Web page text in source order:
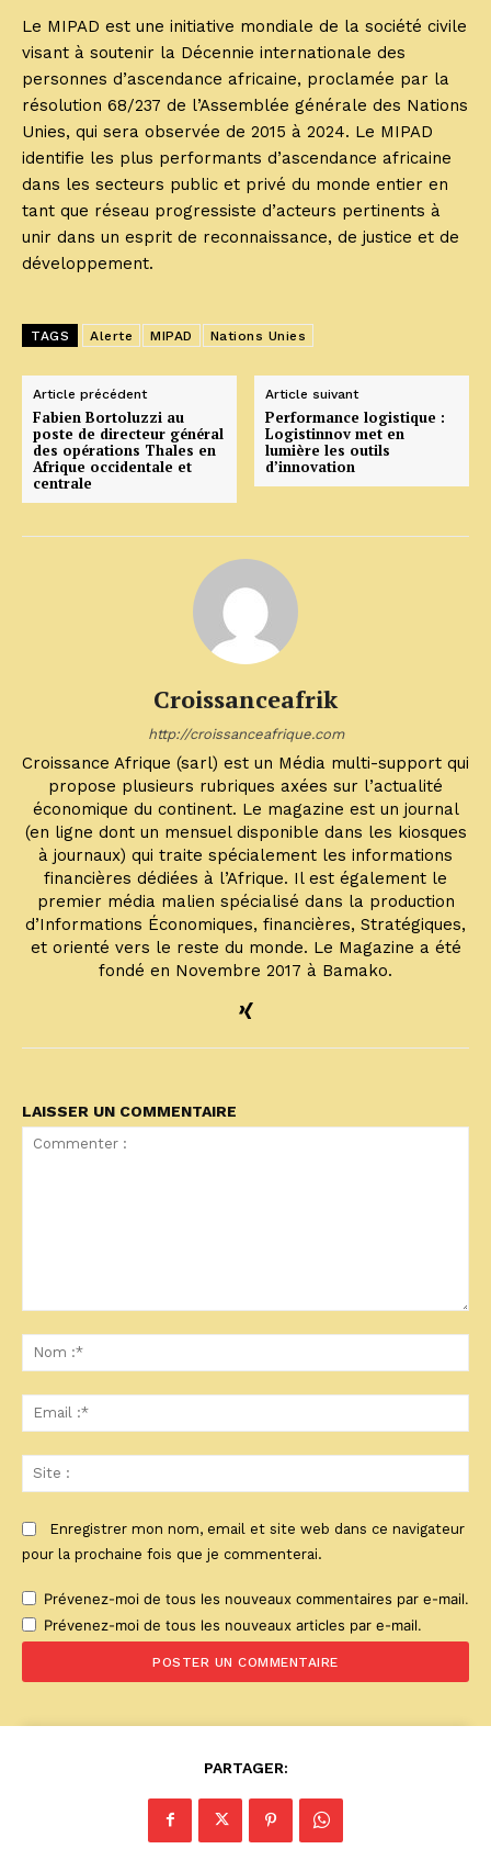
Le MIPAD est une initiative mondiale de la société civile
visant à soutenir la Décennie internationale des
personnes d’ascendance africaine, proclamée par la
résolution 68/237 de l’Assemblée générale des Nations
Unies, qui sera observée de 2015 à 2024. Le MIPAD
identifie les plus performants d’ascendance africaine
dans les secteurs public et privé du monde entier en
tant que réseau progressiste d’acteurs pertinents à
unir dans un esprit de reconnaissance, de justice et de
développement.
TAGS Alerte MIPAD Nations Unies
Article précédent
Fabien Bortoluzzi au
poste de directeur général
des opérations Thales en
Afrique occidentale et
centrale
Article suivant
Performance logistique :
Logistinnov met en
lumière les outils
d’innovation
Croissanceafrik
http://croissanceafrique.com
Croissance Afrique (sarl) est un Média multi-support qui
propose plusieurs rubriques axées sur l’actualité
économique du continent. Le magazine est un journal
(en ligne dont un mensuel disponible dans les kiosques
à journaux) qui traite spécialement les informations
financières dédiées à l’Afrique. Il est également le
premier média malien spécialisé dans la production
d’Informations Économiques, financières, Stratégiques,
et orienté vers le reste du monde. Le Magazine a été
fondé en Novembre 2017 à Bamako.
LAISSER UN COMMENTAIRE
:*
:*
:
Enregistrer mon nom, email et site web dans ce navigateur
pour la prochaine fois que je commenterai.
Prévenez-moi de tous les nouveaux commentaires par e-mail.
Prévenez-moi de tous les nouveaux articles par e-mail.
PARTAGER: